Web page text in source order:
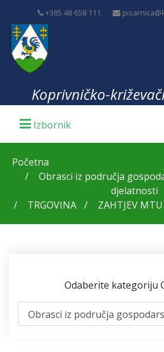
+385 48 658 111
Koprivničko-
Početna
Obrasci iz područja
djelatnosti
TRGOVINA
ZAHTJEV
Odaberite kategoriju